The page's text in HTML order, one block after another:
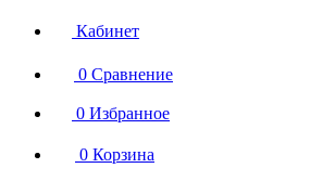
Кабинет
0 Сравнение
0 Избранное
0 Корзина